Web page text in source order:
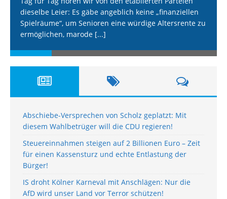
dieselbe Leier: Es gäbe angeblich keine „finanziellen
Spielräume“, um Senioren eine würdige Altersrente zu
ermöglichen, marode [...]
Abschiebe-Versprechen von Scholz geplatzt: Mit
diesem Wahlbetrüger will die CDU regieren!
Steuereinnahmen steigen auf 2 Billionen Euro – Zeit
für einen Kassensturz und echte Entlastung der
Bürger!
IS droht Kölner Karneval mit Anschlägen: Nur die
AfD wird unser Land vor Terror schützen!